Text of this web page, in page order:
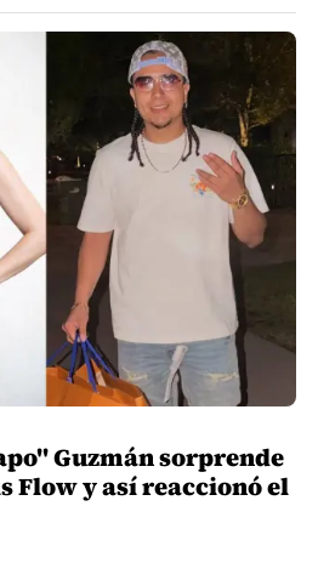
Guzmán sorprende
Flow y así reaccionó el